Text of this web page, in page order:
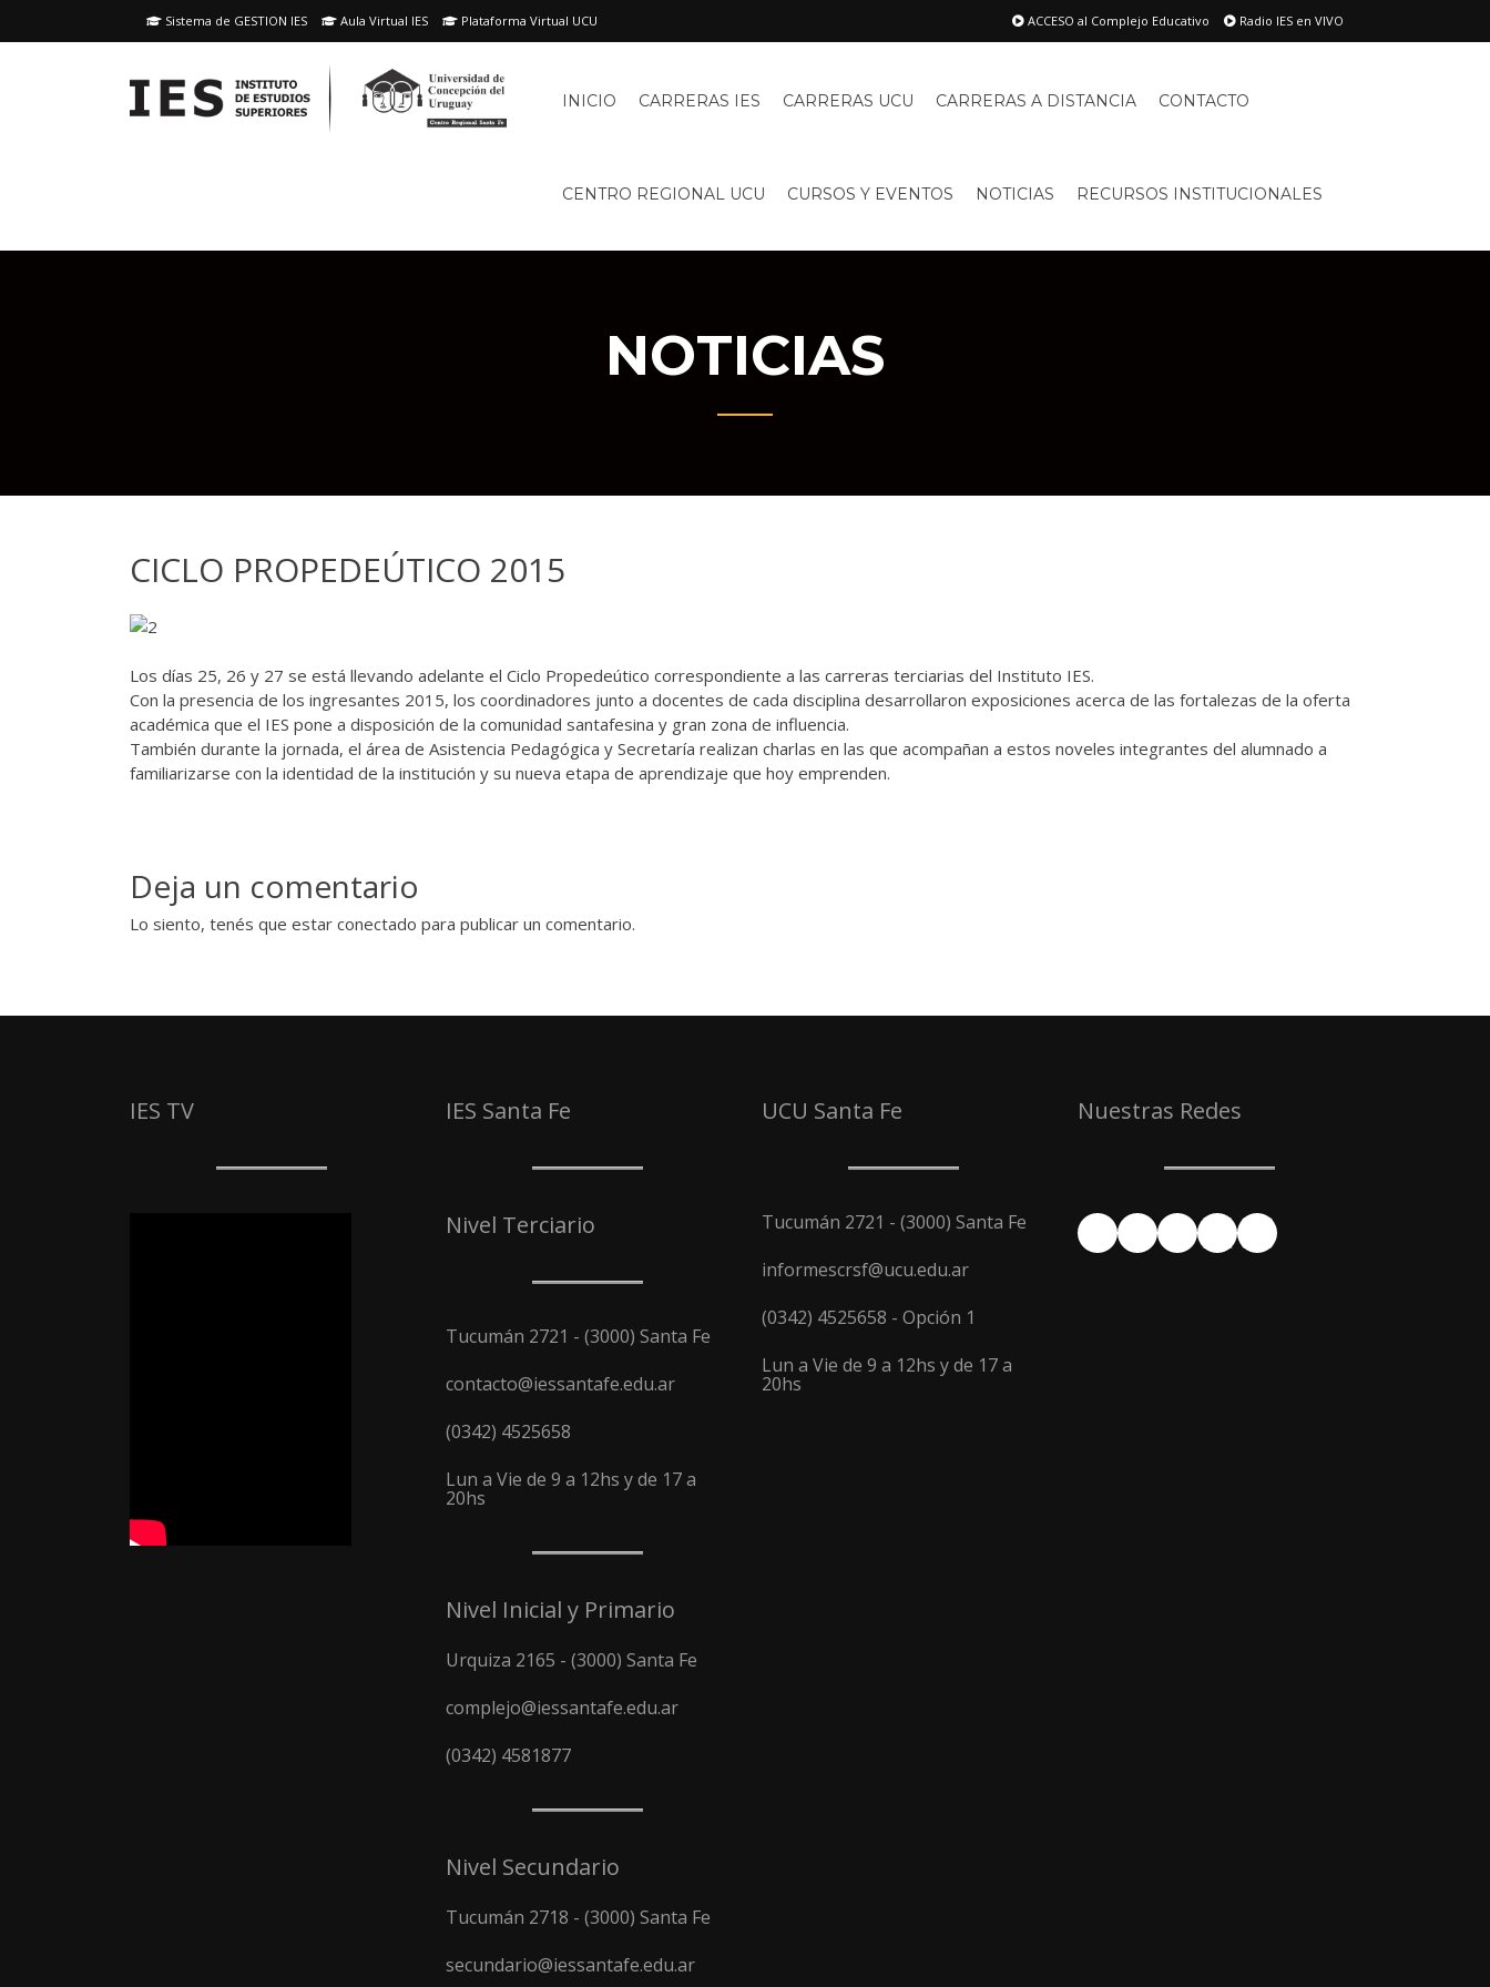
Sistema de GESTION IES Aula Virtual IES Plataforma Virtual UCU ACCESO al Complejo Educativo Radio IES en VIVO
INICIO CARRERAS IES CARRERAS UCU CARRERAS A DISTANCIA CONTACTO
CENTRO REGIONAL UCU CURSOS Y EVENTOS NOTICIAS RECURSOS INSTITUCIONALES
NOTICIAS
CICLO PROPEDEÚTICO 2015
Los días 25, 26 y 27 se está llevando adelante el Ciclo Propedeútico correspondiente a las carreras terciarias del Instituto IES.
Con la presencia de los ingresantes 2015, los coordinadores junto a docentes de cada disciplina desarrollaron exposiciones acerca de las fortalezas de la oferta
académica que el IES pone a disposición de la comunidad santafesina y gran zona de influencia.
También durante la jornada, el área de Asistencia Pedagógica y Secretaría realizan charlas en las que acompañan a estos noveles integrantes del alumnado a
familiarizarse con la identidad de la institución y su nueva etapa de aprendizaje que hoy emprenden.
Deja un comentario
Lo siento, tenés que estar conectado para publicar un comentario.
IES TV IES Santa Fe
Nivel Terciario
Tucumán 2721 - (3000) Santa Fe
contacto@iessantafe.edu.ar
(0342) 4525658
Lun a Vie de 9 a 12hs y de 17 a
20hs
Nivel Inicial y Primario
Urquiza 2165 - (3000) Santa Fe
complejo@iessantafe.edu.ar
(0342) 4581877
Nivel Secundario
Tucumán 2718 - (3000) Santa Fe
secundario@iessantafe.edu.ar
UCU Santa Fe
Tucumán 2721 - (3000) Santa Fe
informescrsf@ucu.edu.ar
(0342) 4525658 - Opción 1
Lun a Vie de 9 a 12hs y de 17 a
20hs
Nuestras Redes
Facebook
YouTube
Instagram
X LinkedIn